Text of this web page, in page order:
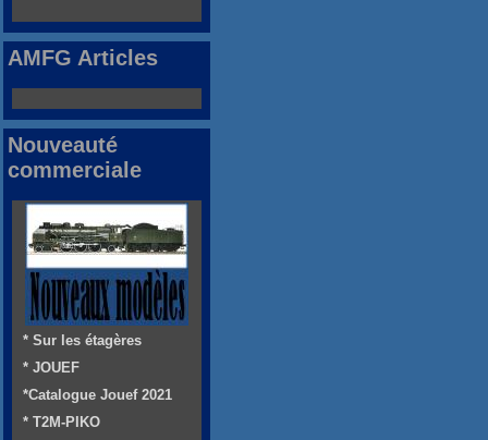
AMFG Articles
Nouveauté
commerciale
* Sur les étagères
* JOUEF
*Catalogue Jouef 2021
* T2M-PIKO